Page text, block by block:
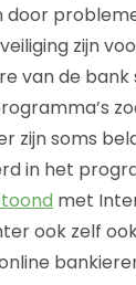
door
zijn
van de
zijn soms
in het
met
ook zelf